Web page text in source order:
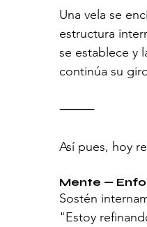
Una vela se
estructura
se establece y
continúa su
⸻
Así pues, hoy
Mente —
Sostén
"Estoy